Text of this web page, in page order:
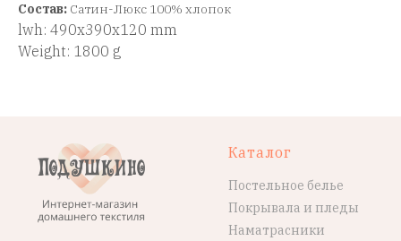
Состав: Сатин-Люкс 100% хлопок
lwh: 490x390x120 mm
Weight: 1800 g
Каталог
Постельное белье
Покрывала и пледы
Наматрасники